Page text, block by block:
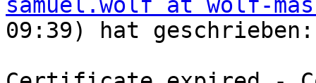
samuel.wolf at wolf-
09:39) hat geschrieben: